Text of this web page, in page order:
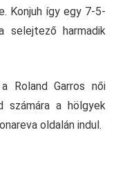
Konjuh így egy 7-5-
harmadik
Roland Garros női
számára a hölgyek
oldalán indul.